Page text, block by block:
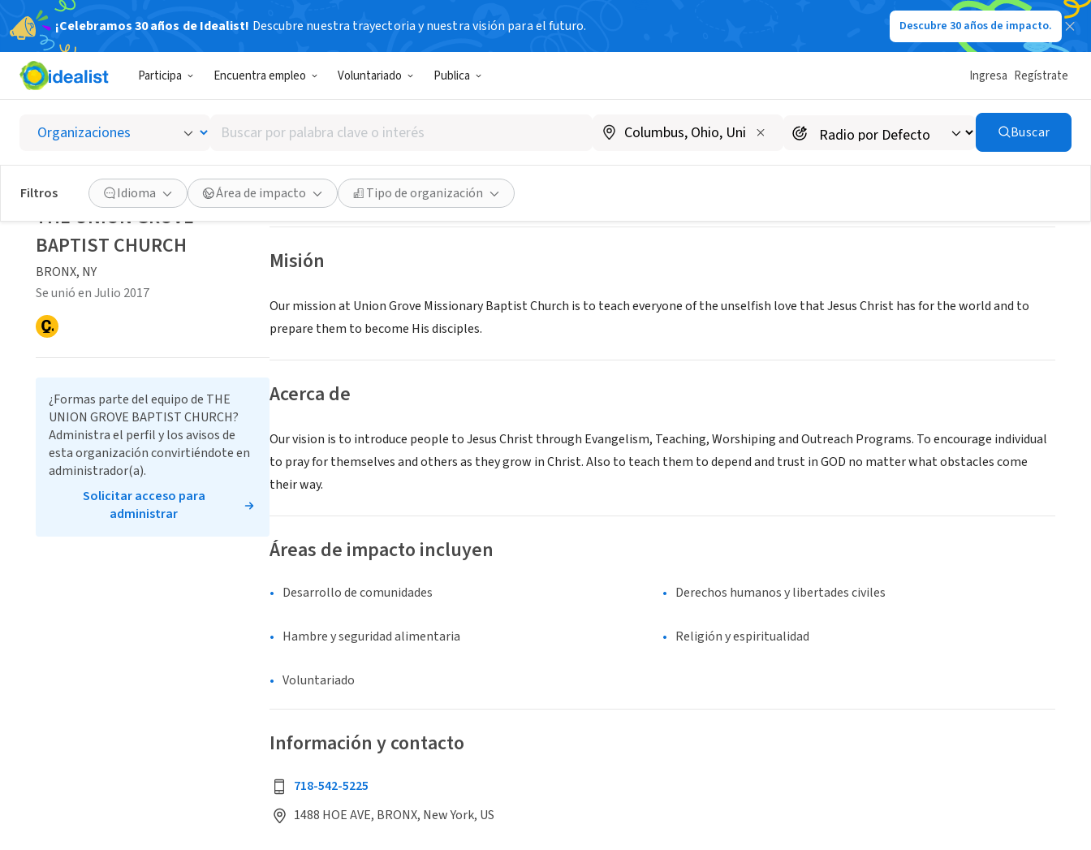
¡Celebramos 30 años de Idealist! Descubre nuestra trayectoria y nuestra visión para el futuro. Descubre 30 años de impacto.
Participa Encuentra empleo Voluntariado Publica Ingresa Regístrate
Buscar
por
palabra
clave
o
interés
Buscar
Filtros Idioma Área de impacto Tipo de organización
THE UNION GROVE BAPTIST CHURCH
BRONX, NY| ugmbc-ny.org
Guardar Compartir
Misión
Our mission at Union Grove Missionary Baptist Church is to teach everyone of the unselfish love that Jesus Christ has for the world and to
prepare them to become His disciples.
Acerca de
Our vision is to introduce people to Jesus Christ through Evangelism, Teaching, Worshiping and Outreach Programs. To encourage individual
to pray for themselves and others as they grow in Christ. Also to teach them to depend and trust in GOD no matter what obstacles come
their way.
Áreas de impacto incluyen
Desarrollo de comunidades Derechos humanos y libertades civiles
Hambre y seguridad alimentaria Religión y espiritualidad
Voluntariado
Información y contacto
718-542-5225
1488 HOE AVE, BRONX, New York, US
THE UNION GROVE
BAPTIST CHURCH
BRONX, NY
Se unió en Julio 2017
¿Formas parte del equipo de THE
UNION GROVE BAPTIST CHURCH?
Administra el perfil y los avisos de
esta organización convirtiéndote en
administrador(a).
Solicitar acceso para
administrar